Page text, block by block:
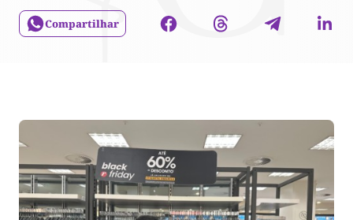
Compartilhar